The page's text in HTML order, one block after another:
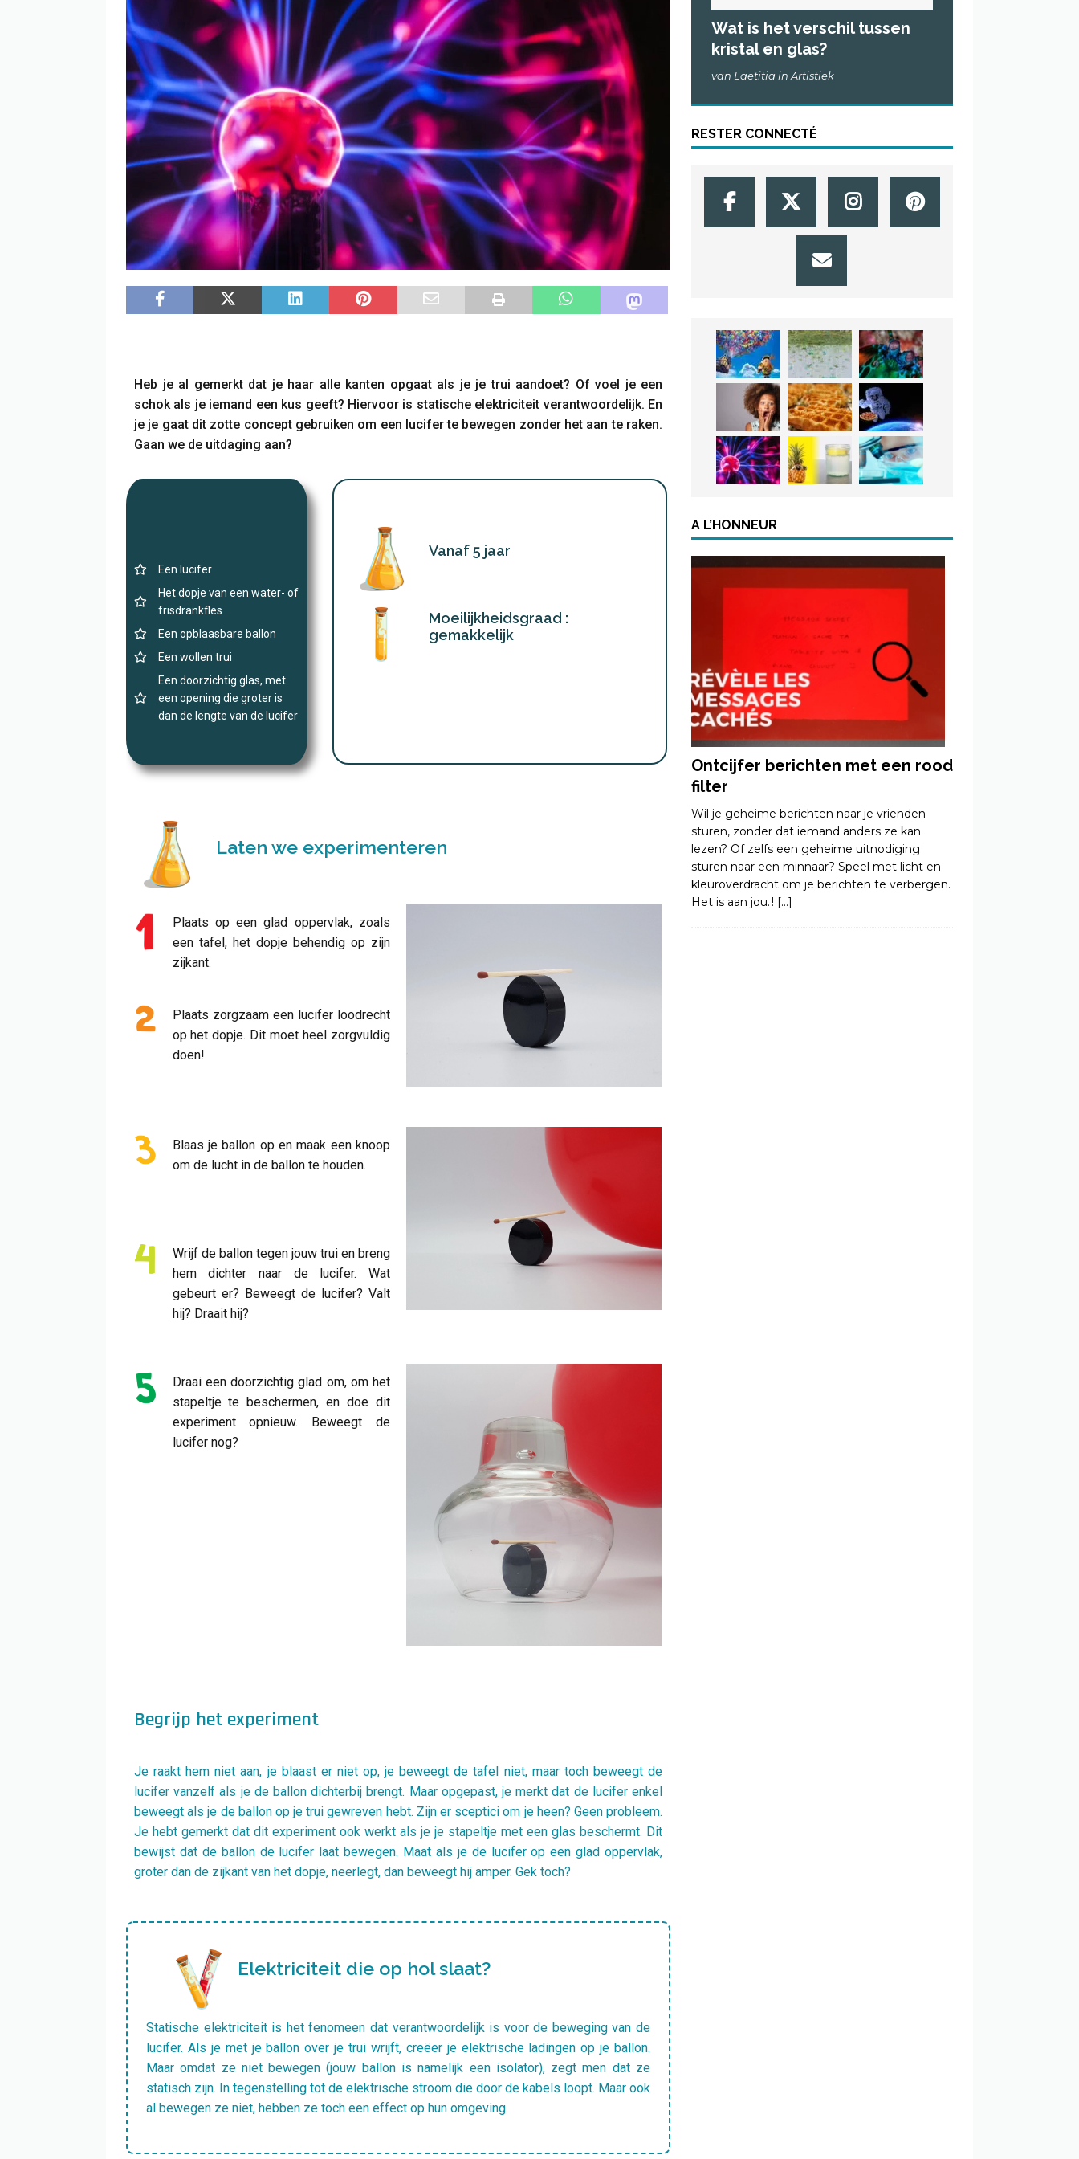
Heb je al gemerkt dat je haar alle kanten opgaat als je je trui aandoet? Of voel je een
schok als je iemand een kus geeft? Hiervoor is statische elektriciteit verantwoordelijk. En
je je gaat dit zotte concept gebruiken om een lucifer te bewegen zonder het aan te raken.
Gaan we de uitdaging aan?
Een lucifer
Het dopje van een water- of
frisdrankfles
Een opblaasbare ballon
Een wollen trui
Een doorzichtig glas, met
een opening die groter is
dan de lengte van de lucifer
Vanaf 5 jaar
Moeilijkheidsgraad :
gemakkelijk
Laten we experimenteren
Plaats op een glad oppervlak, zoals
een tafel, het dopje behendig op zijn
zijkant.
Plaats zorgzaam een lucifer loodrecht
op het dopje. Dit moet heel zorgvuldig
doen!
Blaas je ballon op en maak een knoop
om de lucht in de ballon te houden.
Wrijf de ballon tegen jouw trui en breng
hem dichter naar de lucifer. Wat
gebeurt er? Beweegt de lucifer? Valt
hij? Draait hij?
Draai een doorzichtig glad om, om het
stapeltje te beschermen, en doe dit
experiment opnieuw. Beweegt de
lucifer nog?
Begrijp het experiment
Je raakt hem niet aan, je blaast er niet op, je beweegt de tafel niet, maar toch beweegt de
lucifer vanzelf als je de ballon dichterbij brengt. Maar opgepast, je merkt dat de lucifer enkel
beweegt als je de ballon op je trui gewreven hebt. Zijn er sceptici om je heen? Geen probleem.
Je hebt gemerkt dat dit experiment ook werkt als je je stapeltje met een glas beschermt. Dit
bewijst dat de ballon de lucifer laat bewegen. Maat als je de lucifer op een glad oppervlak,
groter dan de zijkant van het dopje, neerlegt, dan beweegt hij amper. Gek toch?
Elektriciteit die op hol slaat?
Statische elektriciteit is het fenomeen dat verantwoordelijk is voor de beweging van de
lucifer. Als je met je ballon over je trui wrijft, creëer je elektrische ladingen op je ballon.
Maar omdat ze niet bewegen (jouw ballon is namelijk een isolator), zegt men dat ze
statisch zijn. In tegenstelling tot de elektrische stroom die door de kabels loopt. Maar ook
al bewegen ze niet, hebben ze toch een effect op hun omgeving.
Wat is het verschil tussen
kristal en glas?
van Laetitia in Artistiek
RESTER CONNECTÉ
A L’HONNEUR
Ontcijfer berichten met een rood
filter
Wil je geheime berichten naar je vrienden
sturen, zonder dat iemand anders ze kan
lezen? Of zelfs een geheime uitnodiging
sturen naar een minnaar? Speel met licht en
kleuroverdracht om je berichten te verbergen.
Het is aan jou. ! […]